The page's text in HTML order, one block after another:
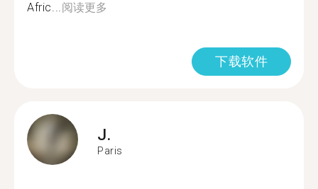
Afric...阅读更多
下载软件
J.
Paris